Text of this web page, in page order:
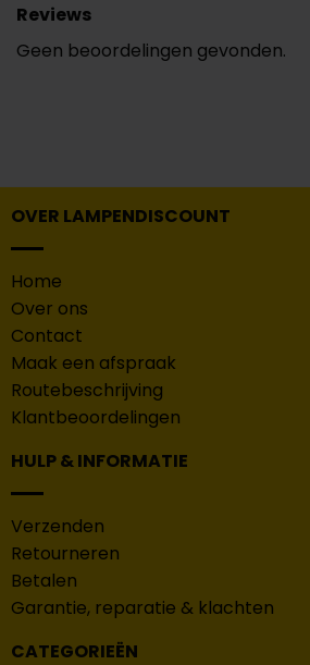
Reviews
Geen beoordelingen gevonden.
OVER LAMPENDISCOUNT
Home
Over ons
Contact
Maak een afspraak
Routebeschrijving
Klantbeoordelingen
HULP & INFORMATIE
Verzenden
Retourneren
Betalen
Garantie, reparatie & klachten
CATEGORIEËN